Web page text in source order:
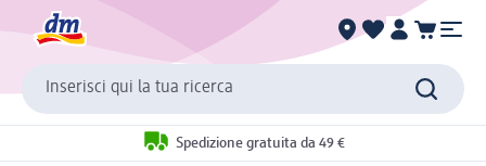
Inserisci qui la tua ricerca
Spedizione gratuita da 49 €